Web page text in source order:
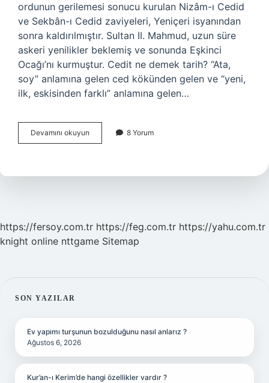
ordunun gerilemesi sonucu kurulan Nizâm-ı Cedid
ve Sekbân-ı Cedid zaviyeleri, Yeniçeri isyanından
sonra kaldırılmıştır. Sultan II. Mahmud, uzun süre
askeri yenilikler beklemiş ve sonunda Eşkinci
Ocağı’nı kurmuştur. Cedit ne demek tarih? “Ata,
soy” anlamına gelen ced kökünden gelen ve “yeni,
ilk, eskisinden farklı” anlamına gelen…
Devamını okuyun Sebbani
Cedit
8 Yorum
https://fersoy.com.tr https://feg.com.tr https://yahu.com.tr
knight online nttgame Sitemap
SIDEBAR
SON YAZILAR
Ev yapımı turşunun bozulduğunu nasıl anlarız ?
Ağustos 6, 2026
Kur’an-ı Kerim’de hangi özellikler vardır ?